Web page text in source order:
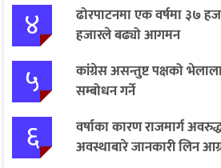
४
ढोरपाटनमा एक वर्षमा ३७
हजारले बढ्यो आगमन
५
कांग्रेस असन्तुष्ट पक्षको
सम्बोधन गर्ने
६
वर्षाका कारण राजमार्ग
अवस्थाबारे जानकारी लिन